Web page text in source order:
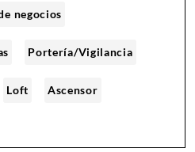
negocios
Portería/Vigilancia
Loft Ascensor